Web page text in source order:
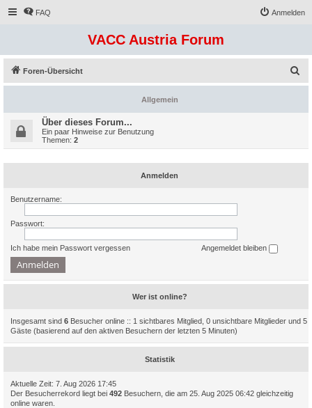
FAQ Anmelden
VACC Austria Forum
Foren-Übersicht
u
Allgemein
Über dieses Forum...
Ein paar Hinweise zur Benutzung
Themen: 2
Anmelden
Benutzername:
Passwort:
Ich habe mein Passwort vergessen Angemeldet bleiben
Wer ist online?
Insgesamt sind 6 Besucher online :: 1 sichtbares Mitglied, 0 unsichtbare Mitglieder und 5
Gäste (basierend auf den aktiven Besuchern der letzten 5 Minuten)
Statistik
Aktuelle Zeit: 7. Aug 2026 17:45
Der Besucherrekord liegt bei 492 Besuchern, die am 25. Aug 2025 06:42 gleichzeitig
online waren.